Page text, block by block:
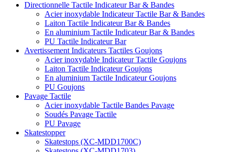
Directionnelle Tactile Indicateur Bar & Bandes
Acier inoxydable Indicateur Tactile Bar & Bandes
Laiton Tactile Indicateur Bar & Bandes
En aluminium Tactile Indicateur Bar & Bandes
PU Tactile Indicateur Bar
Avertissement Indicateurs Tactiles Goujons
Acier inoxydable Indicateur Tactile Goujons
Laiton Tactile Indicateur Goujons
En aluminium Tactile Indicateur Goujons
PU Goujons
Pavage Tactile
Acier inoxydable Tactile Bandes Pavage
Soudés Pavage Tactile
PU Pavage
Skatestopper
Skatestops (XC-MDD1700C)